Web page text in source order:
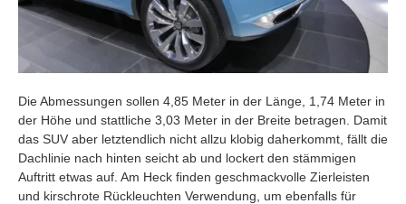
Die Abmessungen sollen 4,85 Meter in der Länge, 1,74 Meter in
der Höhe und stattliche 3,03 Meter in der Breite betragen. Damit
das SUV aber letztendlich nicht allzu klobig daherkommt, fällt die
Dachlinie nach hinten seicht ab und lockert den stämmigen
Auftritt etwas auf. Am Heck finden geschmackvolle Zierleisten
und kirschrote Rückleuchten Verwendung, um ebenfalls für